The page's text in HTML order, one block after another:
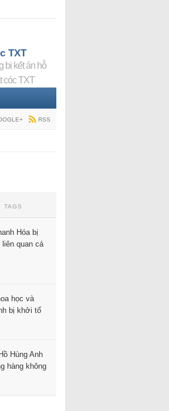
TXT
bị kết án hỗ
cóc TXT
RSS
TAGS
Hóa bị
liên quan cá
học và
bị khởi tố
Hùng Anh
hàng không